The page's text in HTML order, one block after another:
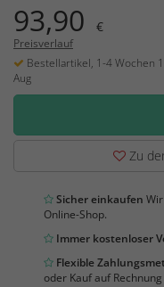
93,90 €
Preisverlauf
Bestellartikel, 1-4 Wochen
Aug
Zu
Sicher einkaufen
Online-Shop.
Immer kostenloser
Flexible
oder Kauf auf Rechnung